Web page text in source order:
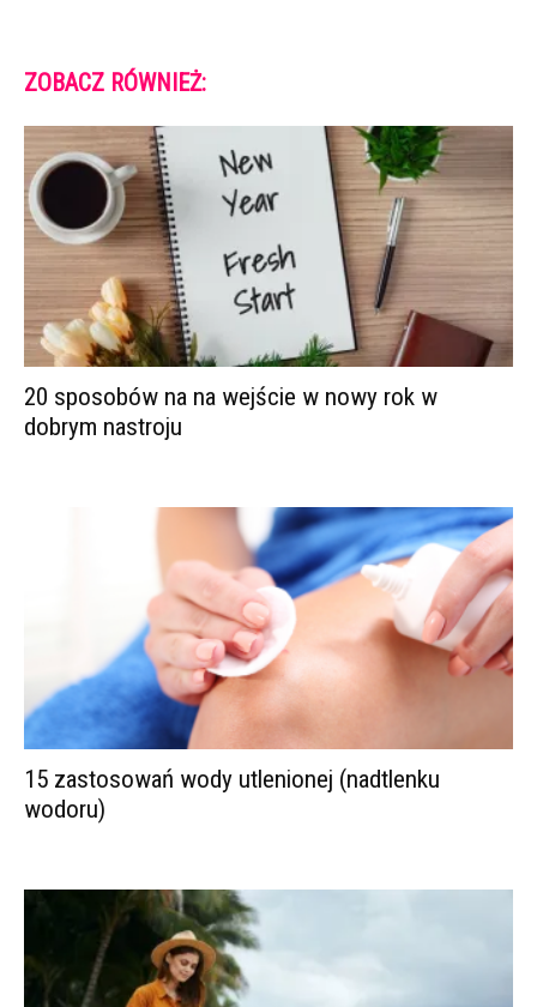
ZOBACZ RÓWNIEŻ:
20 sposobów na na wejście w nowy rok w
dobrym nastroju
15 zastosowań wody utlenionej (nadtlenku
wodoru)